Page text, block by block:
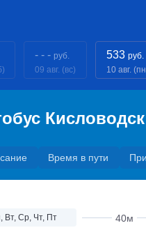
- - - руб.
09 авг. (вс)
533 руб.
10 авг.
Время в пути
Вт, Ср, Чт, Пт 40м